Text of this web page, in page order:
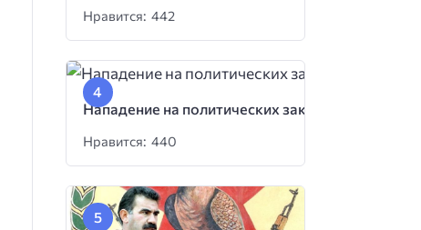
Нравится: 442
Нападение на политических заключенных
Нравится: 440